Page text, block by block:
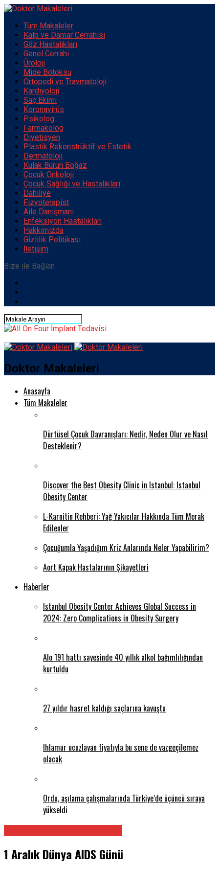
Tüm Makaleler
Kalp ve Damar Cerrahisi
Göz Hastalıkları
Genel Cerrahi
Üroloji
Mide Botoksu
Ortopedi ve Travmatoloji
Kardiyoloji
Saç Ekimi
Koronavirüs
Psikolog
Farmakolog
Diyetisyen
Plastik Rekonstrüktif ve Estetik
Dermatoloji
Kulak Burun Boğaz
Çocuk Onkoloji
Çocuk Sağlığı ve Hastalıkları
Dahiliye
Fizyoterapist
Aile Danışmanı
Enfeksiyon Hastalıkları
Hakkımızda
Gizlilik Politikası
İletişim
Bize ile Bağlan
Doktor Makaleleri
Anasayfa
Tüm Makaleler
Dürtüsel Çocuk Davranışları: Nedir, Neden Olur ve Nasıl
Desteklenir?
Discover the Best Obesity Clinic in Istanbul: Istanbul
Obesity Center
L-Karnitin Rehberi: Yağ Yakıcılar Hakkında Tüm Merak
Edilenler
Çocuğumla Yaşadığım Kriz Anlarında Neler Yapabilirim?
Aort Kapak Hastalarının Şikayetleri
Haberler
Istanbul Obesity Center Achieves Global Success in
2024: Zero Complications in Obesity Surgery
Alo 191 hattı sayesinde 40 yıllık alkol bağımlılığından
kurtuldu
27 yıldır hasret kaldığı saçlarına kavuştu
Ihlamur ucuzlayan fiyatıyla bu sene de vazgeçilemez
olacak
Ordu, aşılama çalışmalarında Türkiye’de üçüncü sıraya
yükseldi
1 Aralık Dünya AIDS Günü